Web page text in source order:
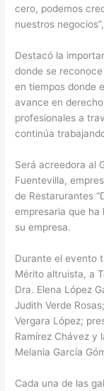
cero, podemos
nuestros
Destacó la
donde se
en tiempos donde
avance en
profesionales a
continúa
Será acreedora al
Fuentevilla,
de Restarurantes
empresaria que
su empresa.
Durante el evento
Mérito altruista, a
Dra. Elena López
Judith Verde
Vergara López;
Ramírez Chávez y
Melania García
Cada una de las